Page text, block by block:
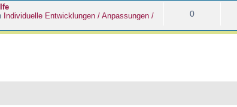
Individuelle Entwicklungen / Anpassungen /
0